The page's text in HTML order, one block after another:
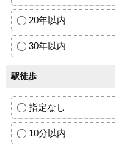
20年以内
30年以内
駅徒歩
指定なし
10分以内